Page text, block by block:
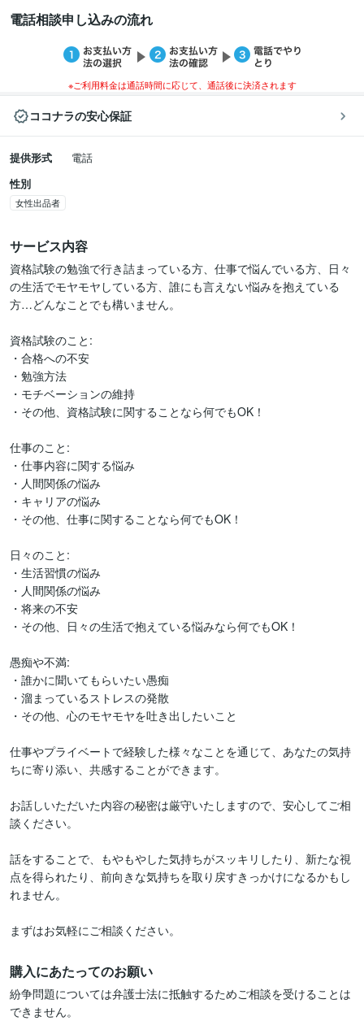
電話相談申し込みの流れ
※ご利用料金は通話時間に応じて、通話後に決済されます
ココナラの安心保証
提供形式
電話
性別
女性出品者
サービス内容
資格試験の勉強で行き詰まっている方、仕事で悩んでいる方、日々
の生活でモヤモヤしている方、誰にも言えない悩みを抱えている
方…どんなことでも構いません。
資格試験のこと:
・合格への不安
・勉強方法
・モチベーションの維持
・その他、資格試験に関することなら何でもOK！
仕事のこと:
・仕事内容に関する悩み
・人間関係の悩み
・キャリアの悩み
・その他、仕事に関することなら何でもOK！
日々のこと:
・生活習慣の悩み
・人間関係の悩み
・将来の不安
・その他、日々の生活で抱えている悩みなら何でもOK！
愚痴や不満:
・誰かに聞いてもらいたい愚痴
・溜まっているストレスの発散
・その他、心のモヤモヤを吐き出したいこと
仕事やプライベートで経験した様々なことを通じて、あなたの気持
ちに寄り添い、共感することができます。
お話しいただいた内容の秘密は厳守いたしますので、安心してご相
談ください。
話をすることで、もやもやした気持ちがスッキリしたり、新たな視
点を得られたり、前向きな気持ちを取り戻すきっかけになるかもし
れません。
まずはお気軽にご相談ください。
購入にあたってのお願い
紛争問題については弁護士法に抵触するためご相談を受けることは
できません。